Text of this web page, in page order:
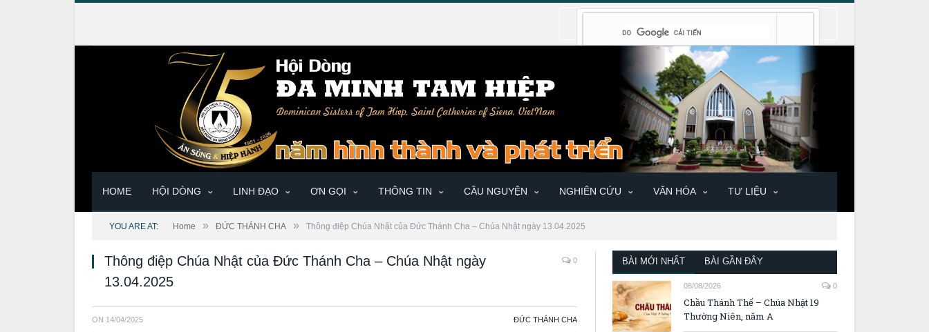
HOME HỘI DÒNG LINH ĐẠO ƠN GỌI THÔNG TIN CẦU NGUYỆN NGHIÊN CỨU VĂN HÓA TƯ LIỆU
YOU ARE AT: Home » ĐỨC THÁNH CHA » Thông điệp Chúa Nhật của Đức Thánh Cha – Chúa Nhật ngày 13.04.2025
Thông điệp Chúa Nhật của Đức Thánh Cha – Chúa Nhật ngày
13.04.2025
0
ON 14/04/2025 ĐỨC THÁNH CHA
BÀI MỚI NHẤT BÀI GẦN ĐÂY
08/08/2026 0
Chầu Thánh Thể – Chúa Nhật 19
Thường Niên, năm A